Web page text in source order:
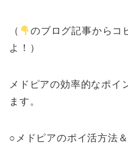
（
のブログ記事からコ
よ！）
メドピアの効率的なポイ
ます。
○メドピアのポイ活方法